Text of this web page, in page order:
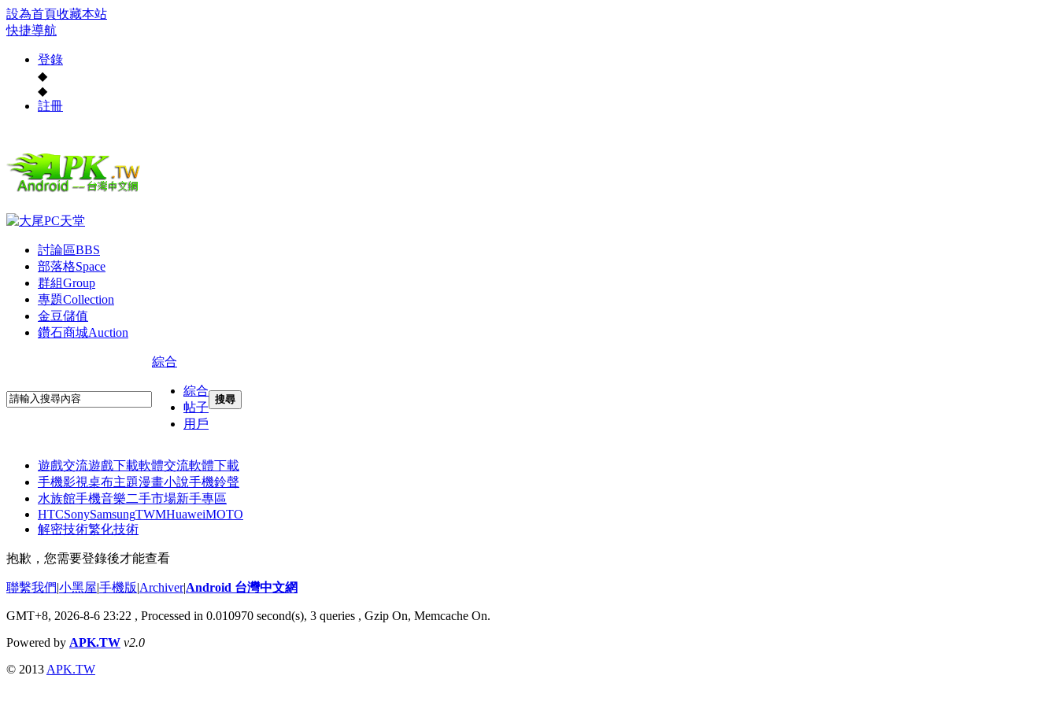
設為首頁收藏本站
快捷導航
登錄
◆
◆
註冊
討論區BBS
部落格Space
群組Group
專題Collection
金豆儲值
鑽石商城Auction
綜合
綜合
帖子
用戶
搜尋
遊戲交流遊戲下載軟體交流軟體下載
手機影視桌布主題漫畫小說手機鈴聲
水族館手機音樂二手市場新手專區
HTCSonySamsungTWMHuaweiMOTO
解密技術繁化技術
抱歉，您需要登錄後才能查看
聯繫我們|小黑屋|手機版|Archiver|Android 台灣中文網
GMT+8, 2026-8-6 23:22 , Processed in 0.010970 second(s), 3 queries , Gzip On, Memcache On.
Powered by APK.TW v2.0
© 2013 APK.TW